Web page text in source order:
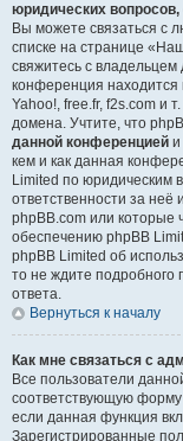
юридических
Вы можете связаться с
списке на странице
свяжитесь с
конференция
Yahoo!, free.fr, f2s.com и
домена. Учтите, что
данной конференцией и
кем и как данная
Limited по юридическим
ответственности за неё
phpBB.com или которые
обеспечению phpBB
phpBB Limited об
то не ждите
ответа.
Вернуться к началу
Как мне связаться с
Все пользователи
соответствующую
если данная функция
Зарегистрированные